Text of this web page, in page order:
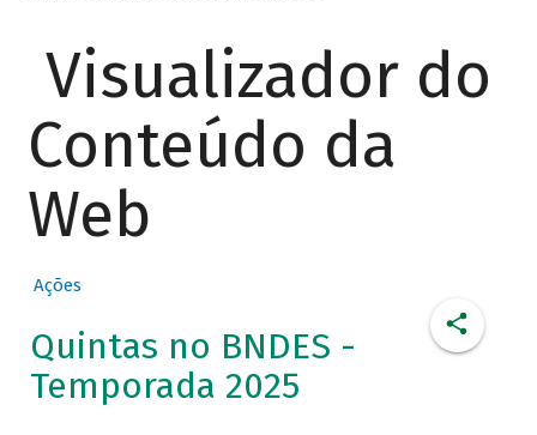
Visualizador do
Conteúdo da
Web
Ações
Quintas no BNDES -
Temporada 2025